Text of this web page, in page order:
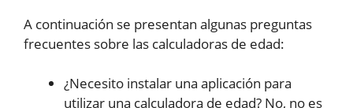
A continuación se presentan algunas preguntas
frecuentes sobre las calculadoras de edad:
¿Necesito instalar una aplicación para
utilizar una calculadora de edad? No, no es